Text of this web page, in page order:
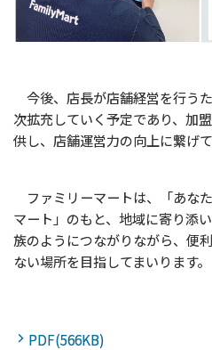
今後、店長が店舗経営を行う
次拡充していく予定であり、加
供し、店舗運営力の向上に繋げて
ファミリーマートは、「あな
マート」のもと、地域に寄り添
族のようにつながりながら、便
ない場所を目指してまいります。
PDF(566KB)